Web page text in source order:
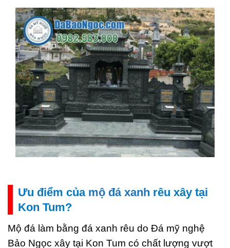
Ưu điểm của mộ đá xanh rêu xây tại
Kon Tum?
Mộ đá làm bằng đá xanh rêu do Đá mỹ nghệ
Bảo Ngọc xây tại Kon Tum có chất lượng vượt